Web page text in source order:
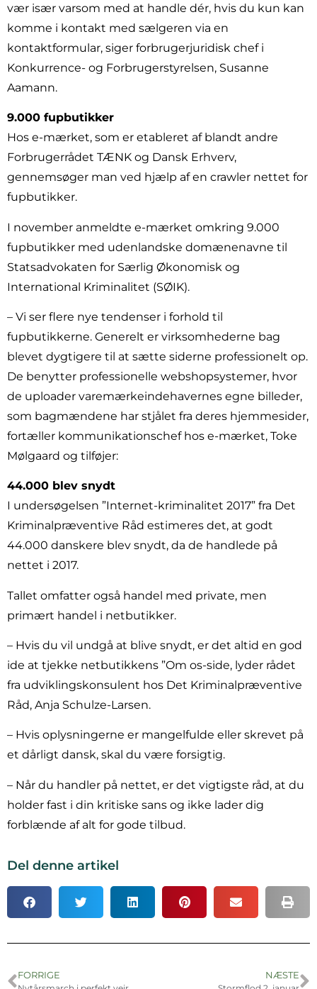
vær især varsom med at handle dér, hvis du kun kan
komme i kontakt med sælgeren via en
kontaktformular, siger forbrugerjuridisk chef i
Konkurrence- og Forbrugerstyrelsen, Susanne
Aamann.
9.000 fupbutikker
Hos e-mærket, som er etableret af blandt andre
Forbrugerrådet TÆNK og Dansk Erhverv,
gennemsøger man ved hjælp af en crawler nettet for
fupbutikker.
I november anmeldte e-mærket omkring 9.000
fupbutikker med udenlandske domænenavne til
Statsadvokaten for Særlig Økonomisk og
International Kriminalitet (SØIK).
– Vi ser flere nye tendenser i forhold til
fupbutikkerne. Generelt er virksomhederne bag
blevet dygtigere til at sætte siderne professionelt op.
De benytter professionelle webshopsystemer, hvor
de uploader varemærkeindehavernes egne billeder,
som bagmændene har stjålet fra deres hjemmesider,
fortæller kommunikationschef hos e-mærket, Toke
Mølgaard og tilføjer:
44.000 blev snydt
I undersøgelsen ”Internet-kriminalitet 2017” fra Det
Kriminalpræventive Råd estimeres det, at godt
44.000 danskere blev snydt, da de handlede på
nettet i 2017.
Tallet omfatter også handel med private, men
primært handel i netbutikker.
– Hvis du vil undgå at blive snydt, er det altid en god
ide at tjekke netbutikkens ”Om os-side, lyder rådet
fra udviklingskonsulent hos Det Kriminalpræventive
Råd, Anja Schulze-Larsen.
– Hvis oplysningerne er mangelfulde eller skrevet på
et dårligt dansk, skal du være forsigtig.
– Når du handler på nettet, er det vigtigste råd, at du
holder fast i din kritiske sans og ikke lader dig
forblænde af alt for gode tilbud.
Del denne artikel
FORRIGE
NÆSTE